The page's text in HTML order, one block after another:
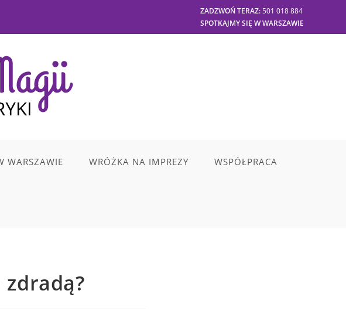
ZADZWOŃ TERAZ:501 018 884
SPOTKAJMY SIĘ W WARSZAWIE
WARSZAWIE WRÓŻKA NA IMPREZY WSPÓŁPRACA
zdradą?